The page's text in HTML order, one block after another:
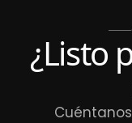
¿Listo